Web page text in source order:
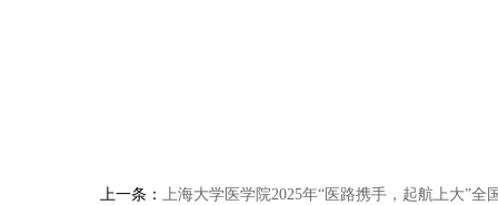
上一条： 上海大学医学院2025年“医路携手，起航上大”全